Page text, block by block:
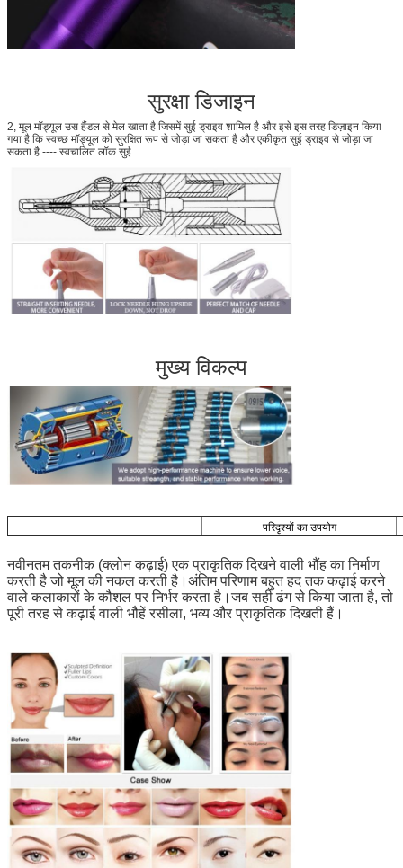
सुरक्षा डिजाइन
2, मूल मॉड्यूल उस हैंडल से मेल खाता है जिसमें सुई ड्राइव शामिल है और इसे इस तरह डिज़ाइन किया
गया है कि स्वच्छ मॉड्यूल को सुरक्षित रूप से जोड़ा जा सकता है और एकीकृत सुई ड्राइव से जोड़ा जा
सकता है ---- स्वचालित लॉक सुई
मुख्य विकल्प
परिदृश्यों का उपयोग
नवीनतम तकनीक (क्लोन कढ़ाई) एक प्राकृतिक दिखने वाली भौंह का निर्माण
करती है जो मूल की नकल करती है।अंतिम परिणाम बहुत हद तक कढ़ाई करने
वाले कलाकारों के कौशल पर निर्भर करता है।जब सही ढंग से किया जाता है, तो
पूरी तरह से कढ़ाई वाली भौहें रसीला, भव्य और प्राकृतिक दिखती हैं।